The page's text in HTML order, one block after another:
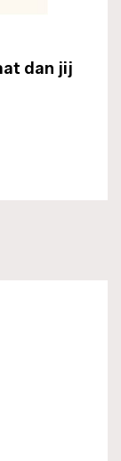
dan jij